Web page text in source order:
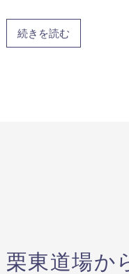
続きを読む
栗東道場か